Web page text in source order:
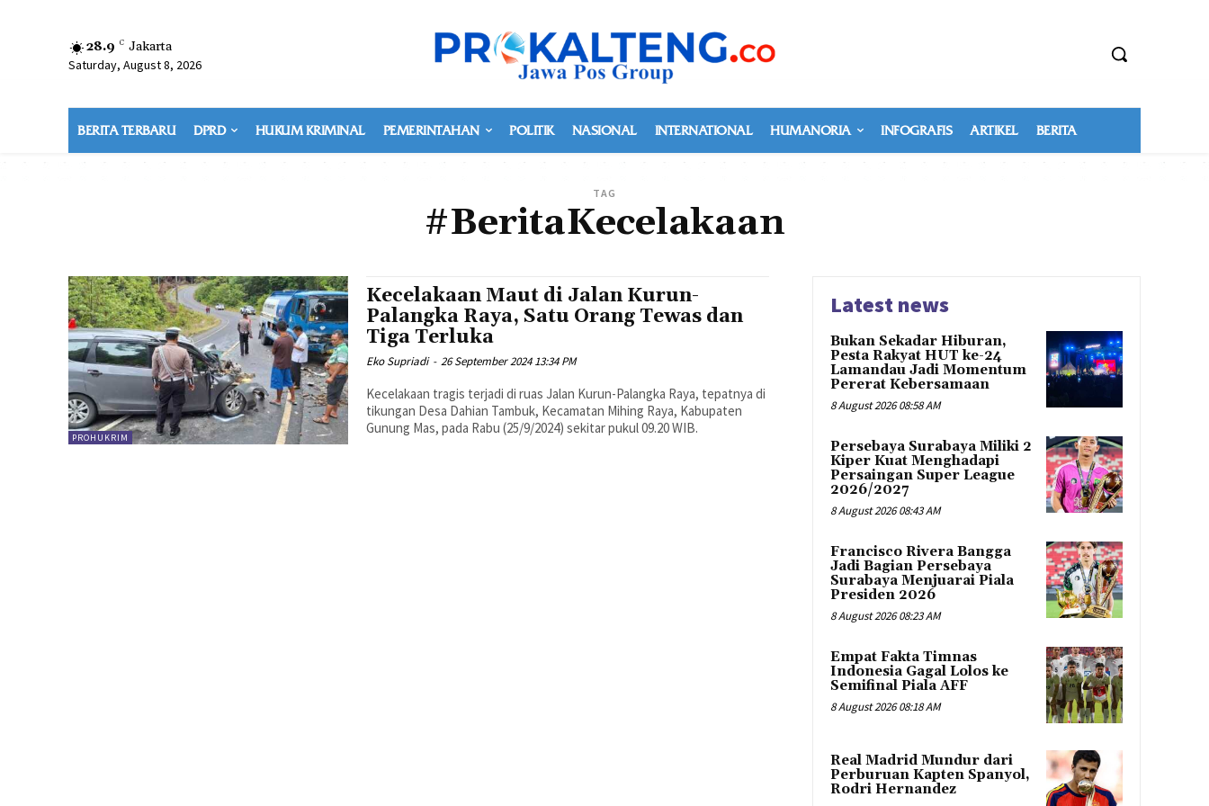
28.9 C Jakarta
Saturday, August 8, 2026
BERITA TERBARU DPRD HUKUM KRIMINAL PEMERINTAHAN POLITIK NASIONAL INTERNATIONAL HUMANORIA INFOGRAFIS ARTIKEL BERITA
TAG
#BeritaKecelakaan
PROHUKRIM
Kecelakaan Maut di Jalan Kurun-
Palangka Raya, Satu Orang Tewas dan
Tiga Terluka
Eko Supriadi - 26 September 2024 13:34 PM
Kecelakaan tragis terjadi di ruas Jalan Kurun-Palangka Raya, tepatnya di
tikungan Desa Dahian Tambuk, Kecamatan Mihing Raya, Kabupaten
Gunung Mas, pada Rabu (25/9/2024) sekitar pukul 09.20 WIB.
Latest news
Bukan Sekadar Hiburan,
Pesta Rakyat HUT ke-24
Lamandau Jadi Momentum
Pererat Kebersamaan
8 August 2026 08:58 AM
Persebaya Surabaya Miliki 2
Kiper Kuat Menghadapi
Persaingan Super League
2026/2027
8 August 2026 08:43 AM
Francisco Rivera Bangga
Jadi Bagian Persebaya
Surabaya Menjuarai Piala
Presiden 2026
8 August 2026 08:23 AM
Empat Fakta Timnas
Indonesia Gagal Lolos ke
Semifinal Piala AFF
8 August 2026 08:18 AM
Real Madrid Mundur dari
Perburuan Kapten Spanyol,
Rodri Hernandez